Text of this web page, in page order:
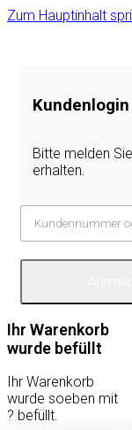
Zum Hauptinhalt
Kundenlogin
Bitte melden
erhalten.
Ihr Warenkorb
wurde befüllt
Ihr Warenkorb
wurde soeben mit
? befüllt.